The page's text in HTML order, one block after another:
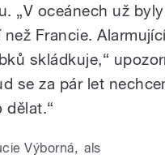
„V oceánech už
než Francie.
skládkuje,“
se za pár let
dělat.“
Výborná, als